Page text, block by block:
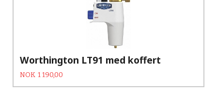
Worthington LT91 med koffert
Tilbud
NOK 1 190,00Rabatt